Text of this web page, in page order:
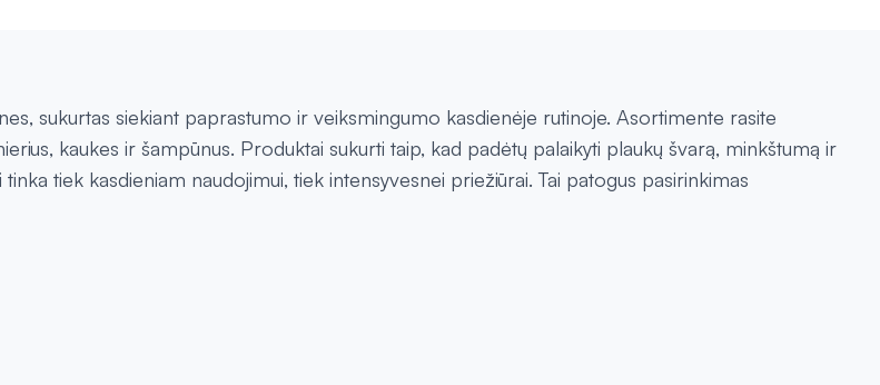
sukurtas siekiant paprastumo ir veiksmingumo kasdienėje rutinoje. Asortimente rasite
kaukes ir šampūnus. Produktai sukurti taip, kad padėtų palaikyti plaukų švarą, minkštumą ir
tiek kasdieniam naudojimui, tiek intensyvesnei priežiūrai. Tai patogus pasirinkimas